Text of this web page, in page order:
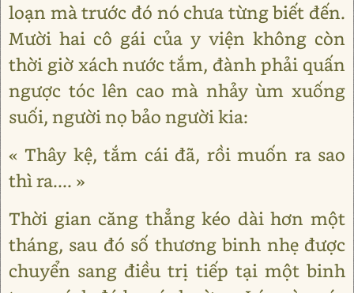
loạn mà trước đó nó chưa từng biết đến.
Mười hai cô gái của y viện không còn
thời giờ xách nước tắm, đành phải quấn
ngược tóc lên cao mà nhảy ùm xuống
suối, người nọ bảo người kia:
« Thây kệ, tắm cái đã, rồi muốn ra sao
thì ra.... »
Thời gian căng thẳng kéo dài hơn một
tháng, sau đó số thương binh nhẹ được
chuyển sang điều trị tiếp tại một binh